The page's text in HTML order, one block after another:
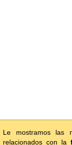
Le mostramos las
relacionados con la